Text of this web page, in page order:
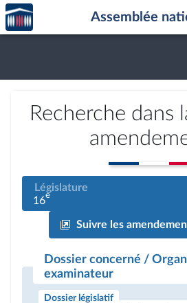
Aller au contenu
Aller en bas de la page
Accèder
à la
page
Assemblée
Recherche dans
Législature
16e
Suivre les
Dossier concerné /
examinateur
Dossier législatif